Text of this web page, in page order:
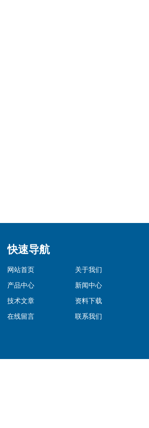
快速导航
网站首页
关于我们
产品中心
新闻中心
技术文章
资料下载
在线留言
联系我们